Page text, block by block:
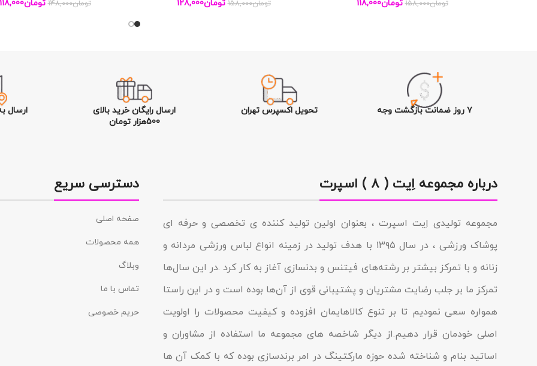
تومان158,000 تومان118,000 تومان158,000 تومان128,000 تومان148,000 تومان118,000
۷ روز ضمانت بازگشت وجه تحویل اکسپرس تهران
ارسال رایگان خرید بالای
500هزار تومان
ارسال
درباره مجموعه اِیت ( ۸ ) اسپرت
مجموعه تولیدى اِیت اسپرت ، بعنوان اولین تولید کننده ی تخصصی و حرفه ای
پوشاک ورزشی ، در سال ۱۳۹۵ با هدف تولید در زمینه انواع لباس ورزشی مردانه و
زنانه و با تمرکز بیشتر بر رشته‌های فیتنس و بدنسازی آغاز به کار کرد .در این سال‌ها
تمرکز ما بر جلب رضایت مشتریان و پشتیبانی قوی از آن‌ها بوده است و در این راستا
همواره سعی نمودیم تا بر تنوع کالاهایمان افزوده و کیفیت محصولات را اولویت
اصلی خودمان قرار دهیم.از دیگر شاخصه هاى مجموعه ما استفاده از مشاوران و
اساتید بنام و شناخته شده حوزه مارکتینگ در امر برندسازى بوده که با کمک آن ها
دسترسی سریع
صفحه اصلی
همه محصولات
وبلاگ
تماس با ما
حریم خصوصی